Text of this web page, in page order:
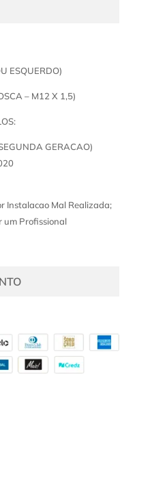
ESQUERDO)
– M12 X 1,5)
GERACAO)
Instalacao Mal Realizada;
um Profissional